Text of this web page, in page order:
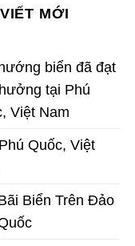
MỚI
biển đã đạt
tại Phú
Việt Nam
Quốc, Việt
Biển Trên Đảo